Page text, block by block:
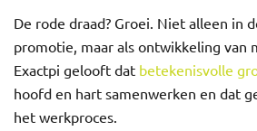
De rode draad? Groei. Niet alleen in
promotie, maar als ontwikkeling van
Exactpi gelooft dat betekenisvolle
hoofd en hart samenwerken en dat
het werkproces.